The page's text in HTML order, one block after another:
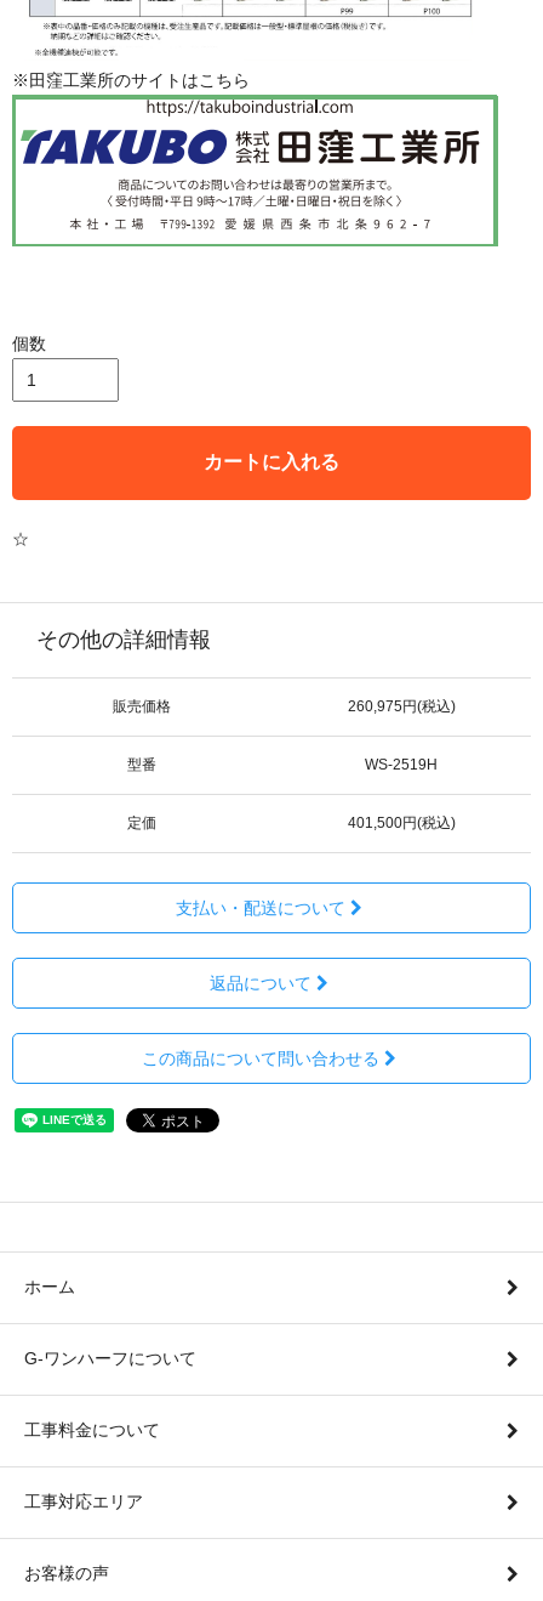
※田窪工業所のサイトはこちら
個数
カートに入れる
☆
その他の詳細情報
販売価格 260,975円(税込)
型番 WS-2519H
定価 401,500円(税込)
支払い・配送について
返品について
この商品について問い合わせる
ホーム
G-ワンハーフについて
工事料金について
工事対応エリア
お客様の声